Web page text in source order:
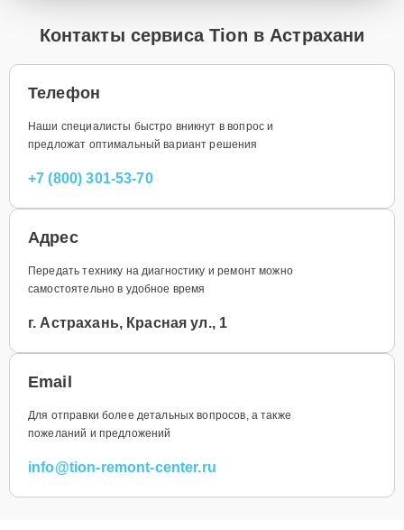
Контакты сервиса Tion в Астрахани
Телефон
Наши специалисты быстро вникнут в вопрос и
предложат оптимальный вариант решения
+7 (800) 301-53-70
Адрес
Передать технику на диагностику и ремонт можно
самостоятельно в удобное время
г. Астрахань, Красная ул., 1
Email
Для отправки более детальных вопросов, а также
пожеланий и предложений
info@tion-remont-center.ru